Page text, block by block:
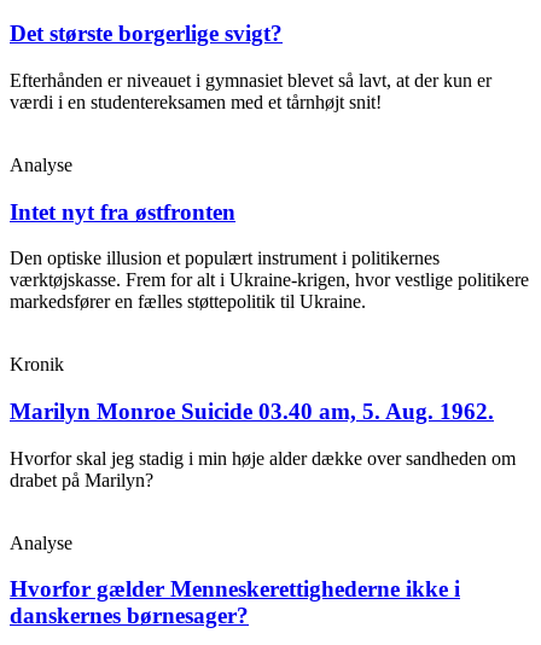
Det største borgerlige svigt?
Efterhånden er niveauet i gymnasiet blevet så lavt, at der kun er
værdi i en studentereksamen med et tårnhøjt snit!
Analyse
Intet nyt fra østfronten
Den optiske illusion et populært instrument i politikernes
værktøjskasse. Frem for alt i Ukraine-krigen, hvor vestlige politikere
markedsfører en fælles støttepolitik til Ukraine.
Kronik
Marilyn Monroe Suicide 03.40 am, 5. Aug. 1962.
Hvorfor skal jeg stadig i min høje alder dække over sandheden om
drabet på Marilyn?
Analyse
Hvorfor gælder Menneskerettighederne ikke i
danskernes børnesager?